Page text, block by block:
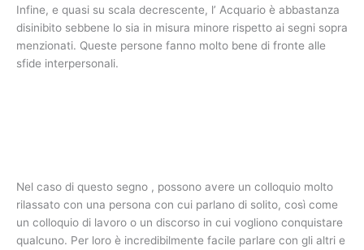
Infine, e quasi su scala decrescente, l’ Acquario è abbastanza
disinibito sebbene lo sia in misura minore rispetto ai segni sopra
menzionati. Queste persone fanno molto bene di fronte alle
sfide interpersonali.
Nel caso di questo segno , possono avere un colloquio molto
rilassato con una persona con cui parlano di solito, così come
un colloquio di lavoro o un discorso in cui vogliono conquistare
qualcuno. Per loro è incredibilmente facile parlare con gli altri e